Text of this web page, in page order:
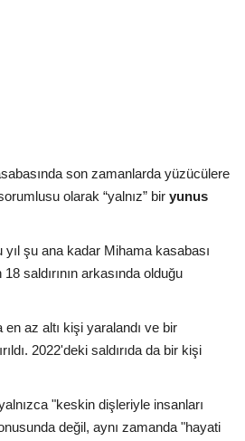
son zamanlarda yüzücülere
olarak “yalnız” bir yunus
şu ana kadar Mihama kasabası
saldırının arkasında olduğu
en az altı kişi yaralandı ve bir
2022'deki saldırıda da bir kişi
"keskin dişleriyle insanları
değil, aynı zamanda "hayati